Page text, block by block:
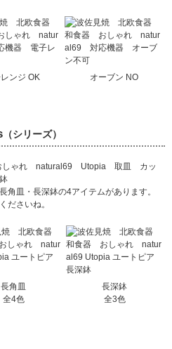
ンジ OK オーブン NO
（シリーズ）
角皿・長深鉢の4アイテムがあります。
ださいね。
長角皿
全4色
長深鉢
全3色